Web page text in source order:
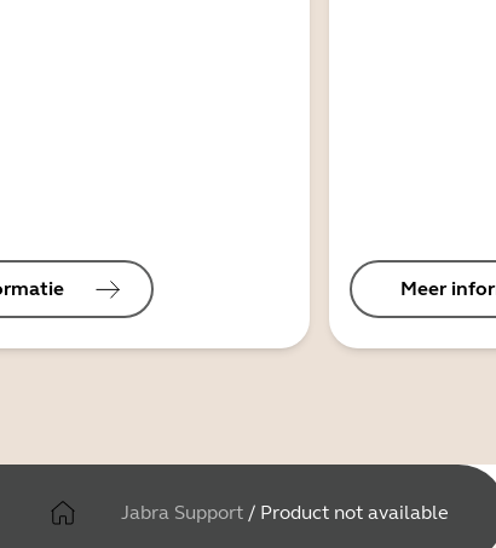
Meer
Jabra Support / Product not available